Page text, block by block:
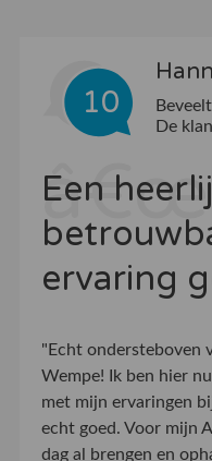
10
De
Een
ervaring
"Echt ondersteboven
Wempe! Ik ben hier
met mijn ervaringen
echt goed. Voor mijn
dag al brengen en